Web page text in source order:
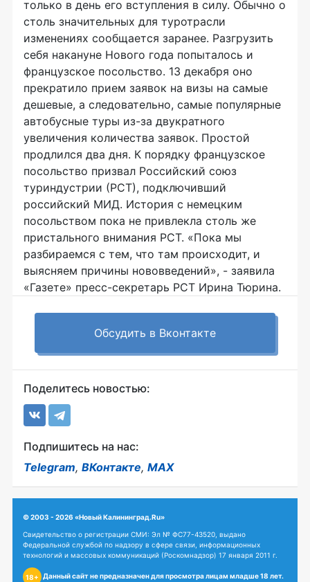
только в день его вступления в силу. Обычно о
столь значительных для туротрасли
изменениях сообщается заранее. Разгрузить
себя накануне Нового года попыталось и
французское посольство. 13 декабря оно
прекратило прием заявок на визы на самые
дешевые, а следовательно, самые популярные
автобусные туры из-за двукратного
увеличения количества заявок. Простой
продлился два дня. К порядку французское
посольство призвал Российский союз
туриндустрии (РСТ), подключивший
российский МИД. История с немецким
посольством пока не привлекла столь же
пристального внимания РСТ. «Пока мы
разбираемся с тем, что там происходит, и
выясняем причины нововведений», - заявила
«Газете» пресс-секретарь РСТ Ирина Тюрина.
Обсудить в Вконтакте
Поделитесь новостью:
Подпишитесь на нас:
Telegram, ВКонтакте, MAX
© 2003 - 2026 «Новый Калининград.Ru»
Свидетельство о регистрации СМИ: Эл № ФС77-43520, выдано
Федеральной службой по надзору в сфере связи, информационных
технологий и массовых коммуникаций (Роскомнадзор) 17 января 2011 г.
18+ Данный сайт не предназначен для просмотра лицам младше 18 лет.